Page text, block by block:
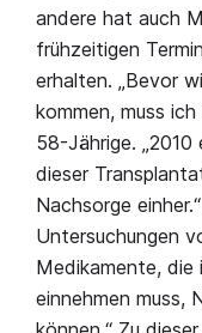
andere hat auch
frühzeitigen
erhalten. „Bevor
kommen, muss
58-Jährige.
dieser
Nachsorge
Untersuchungen
Medikamente,
einnehmen muss,